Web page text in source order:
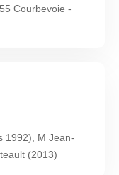
Courbevoie -
1992), M Jean-
(2013)